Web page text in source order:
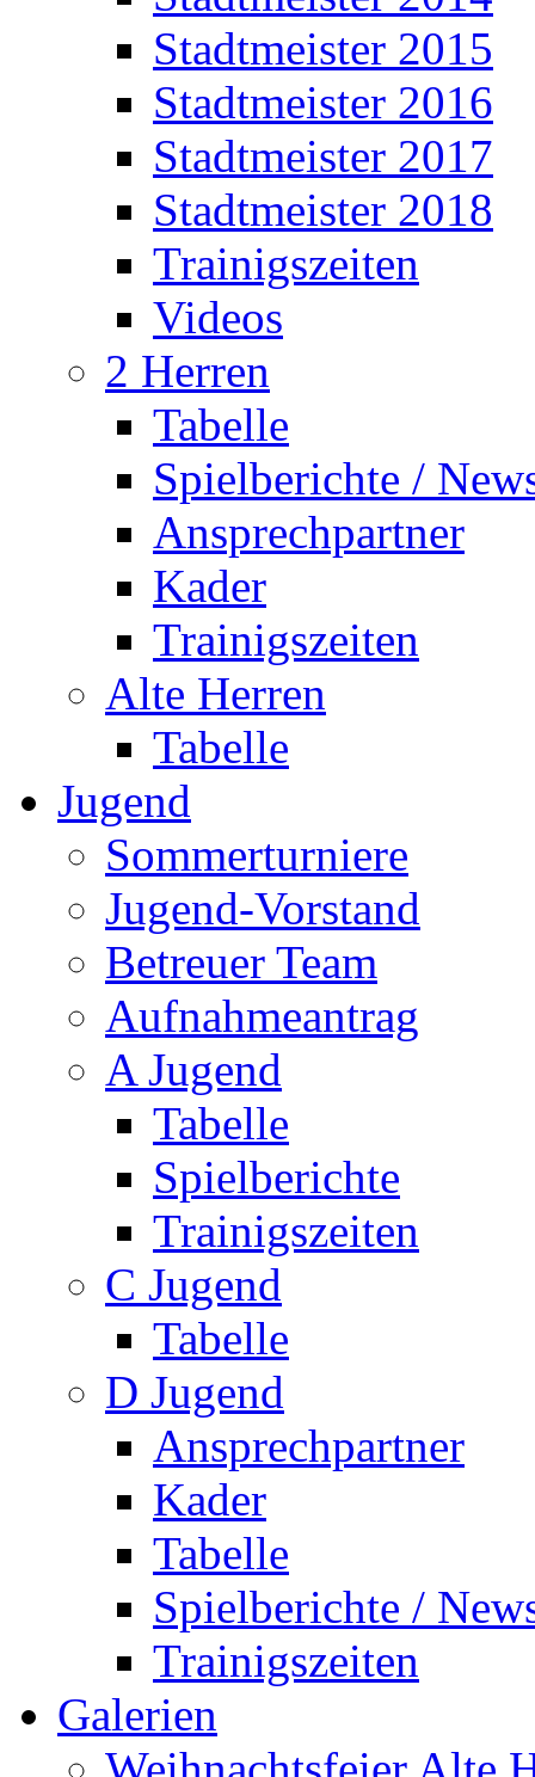
Stadtmeister 2015
Stadtmeister 2016
Stadtmeister 2017
Stadtmeister 2018
Trainigszeiten
Videos
2 Herren
Tabelle
Spielberichte /
Ansprechpartner
Kader
Trainigszeiten
Alte Herren
Tabelle
Jugend
Sommerturniere
Jugend-Vorstand
Betreuer Team
Aufnahmeantrag
A Jugend
Tabelle
Spielberichte
Trainigszeiten
C Jugend
Tabelle
D Jugend
Ansprechpartner
Kader
Tabelle
Spielberichte /
Trainigszeiten
Galerien